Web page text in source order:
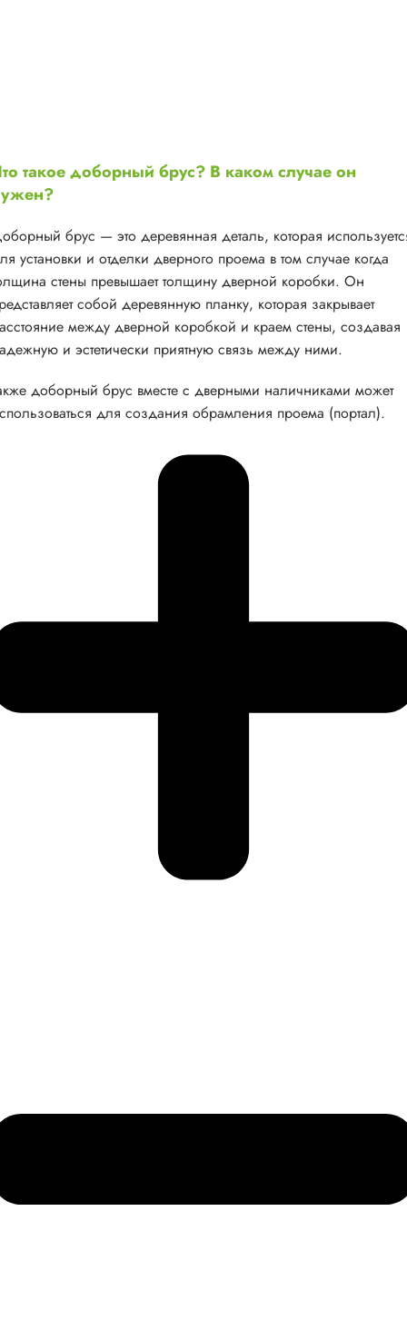
такое доборный брус? В каком случае он
брус — это деревянная деталь, которая
установки и отделки дверного проема в том случае когда
стены превышает толщину дверной коробки. Он
собой деревянную планку, которая закрывает
между дверной коробкой и краем стены, создавая
и эстетически приятную связь между ними.
доборный брус вместе с дверными наличниками может
для создания обрамления проема (портал).